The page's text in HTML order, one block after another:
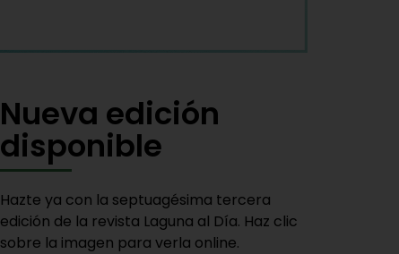
Nueva edición
disponible
Hazte ya con la septuagésima tercera
edición de la revista Laguna al Día. Haz clic
sobre la imagen para verla online.